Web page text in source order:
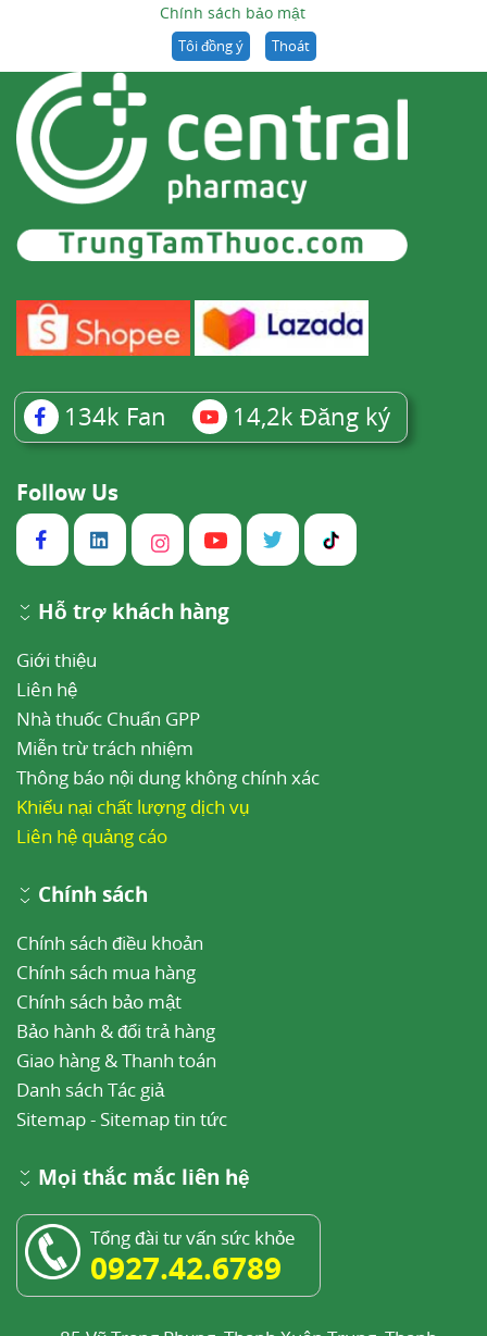
Chính sách bảo mật
Tôi đồng ý Thoát
134k Fan 14,2k Đăng ký
Follow Us
Hỗ trợ khách hàng
Giới thiệu
Liên hệ
Nhà thuốc Chuẩn GPP
Miễn trừ trách nhiệm
Thông báo nội dung không chính xác
Khiếu nại chất lượng dịch vụ
Liên hệ quảng cáo
Chính sách
Chính sách điều khoản
Chính sách mua hàng
Chính sách bảo mật
Bảo hành & đổi trả hàng
Giao hàng & Thanh toán
Danh sách Tác giả
Sitemap- Sitemap tin tức
Mọi thắc mắc liên hệ
Tổng đài tư vấn sức khỏe
0927.42.6789